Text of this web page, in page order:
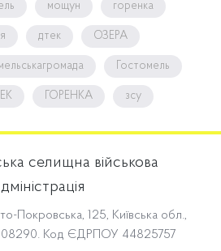
мощун горенка
дтек ОЗЕРА
Гостомель
ГОРЕНКА зсу
селищна військова
Покровська, 125, Київська обл.,
08290. Код ЄДРПОУ 44825757